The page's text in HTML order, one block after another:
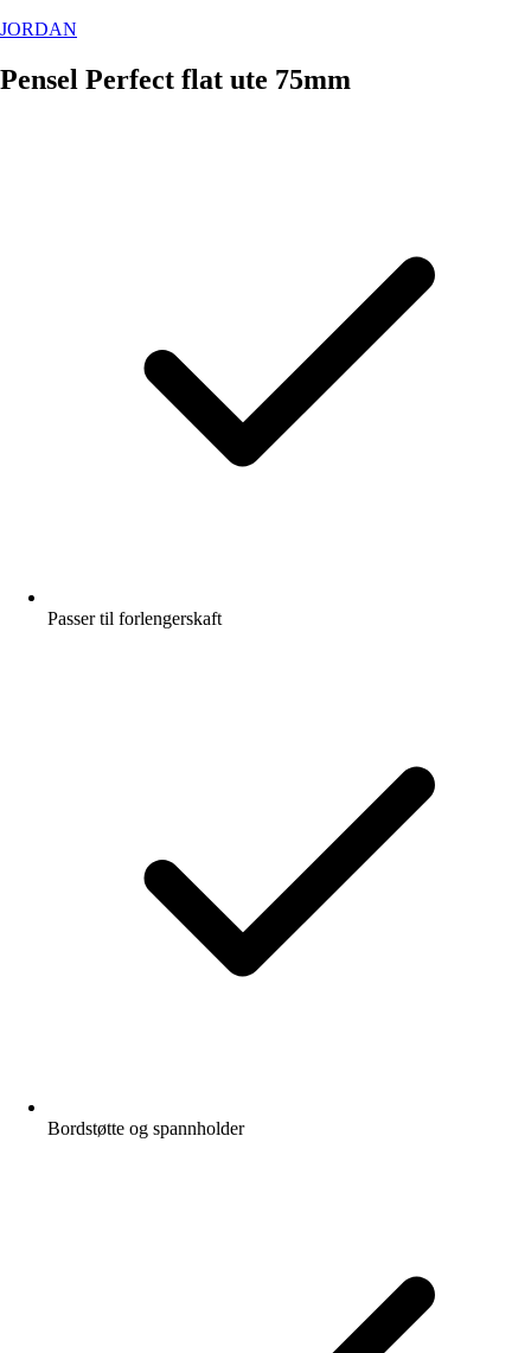
JORDAN
Pensel Perfect flat ute 75mm
Passer til forlengerskaft
Bordstøtte og spannholder